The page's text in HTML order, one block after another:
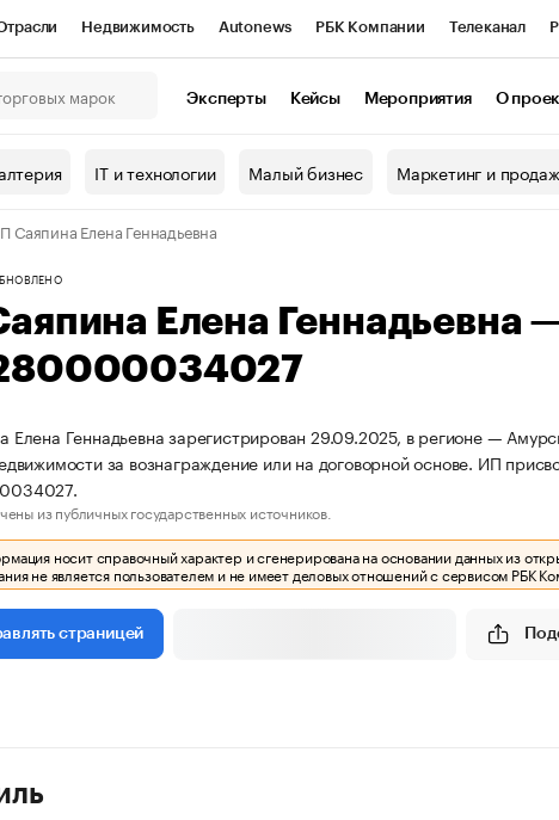
Недвижимость Autonews РБК Компании Телеканал
Проверка контрагентов
Эксперты Кейсы Мероприятия О
IT и технологии Малый бизнес Маркетинг и
Саяпина Елена Геннадьевна
Елена
Елена Геннадьевна зарегистрирован 29.09.2025, в регионе —
за вознаграждение или на договорной основе. ИП
из публичных государственных источников.
носит справочный характер и сгенерирована на основании данных из
не является пользователем и не имеет деловых отношений с сервисом РБК
страницей